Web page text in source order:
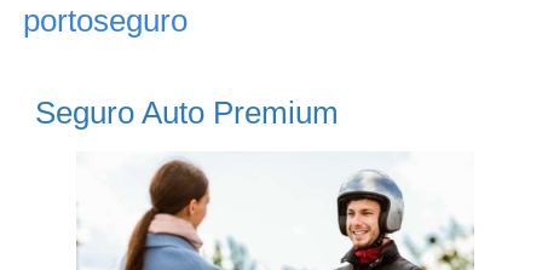
portoseguro
Seguro Auto Premium